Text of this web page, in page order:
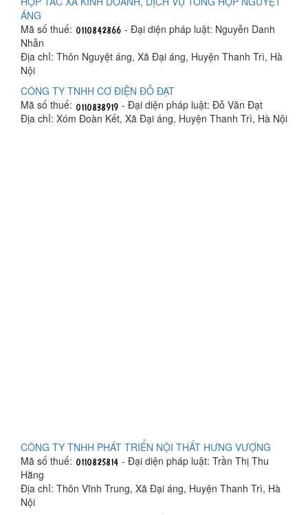
ÁNG
Mã số thuế:
- Đại diện pháp luật: Nguyễn Danh
Nhẫn
Địa chỉ: Thôn Nguyệt áng, Xã Đại áng, Huyện Thanh Trì, Hà
Nội
CÔNG TY TNHH CƠ ĐIỆN ĐỖ ĐẠT
Mã số thuế:
- Đại diện pháp luật: Đỗ Văn Đạt
Địa chỉ: Xóm Đoàn Kết, Xã Đại áng, Huyện Thanh Trì, Hà Nội
CÔNG TY TNHH PHÁT TRIỂN NỘI THẤT HƯNG VƯỢNG
Mã số thuế:
- Đại diện pháp luật: Trần Thị Thu
Hằng
Địa chỉ: Thôn Vĩnh Trung, Xã Đại áng, Huyện Thanh Trì, Hà
Nội